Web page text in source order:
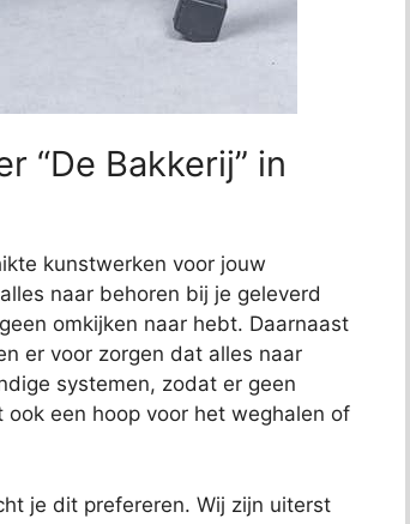
“De Bakkerij” in
kunstwerken voor jouw
naar behoren bij je geleverd
omkijken naar hebt. Daarnaast
er voor zorgen dat alles naar
systemen, zodat er geen
een hoop voor het weghalen of
je dit prefereren. Wij zijn uiterst